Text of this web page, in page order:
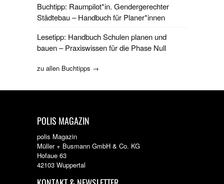
Buchtipp: Raumpilot*in. Gendergerechter
Städtebau – Handbuch für Planer*innen
Lesetipp: Handbuch Schulen planen und
bauen – Praxiswissen für die Phase Null
zu allen Buchtipps →
POLIS MAGAZIN
polis Magazin
Müller + Busmann GmbH & Co. KG
Hofaue 63
42103 Wuppertal